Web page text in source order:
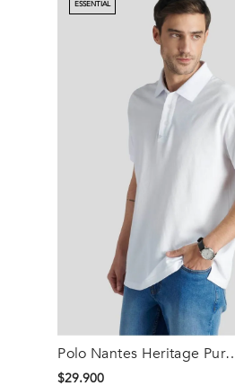
ESSENTIAL
Polo Nantes Heritage Pure
White
$29.900
Talla